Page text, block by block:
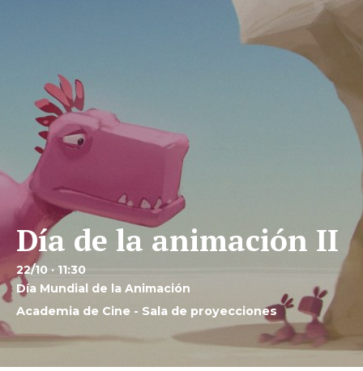
Día de la animación II
22/10 · 11:30
Día Mundial de la Animación
Academia de Cine - Sala de proyecciones